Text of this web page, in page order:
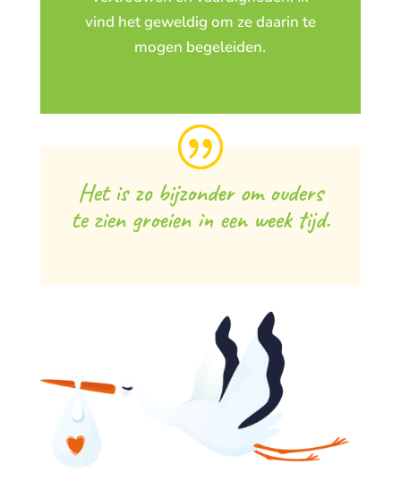
vind het geweldig om ze daarin te
mogen begeleiden.
Het is zo bijzonder om ouders
te zien groeien in een week tijd.